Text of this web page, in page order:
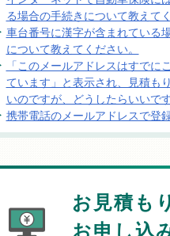
る場合の手続きについて教えて
車台番号に漢字が含まれている
について教えてください。
「このメールアドレスはすでに
ています」と表示され、見積も
いのですが、どうしたらいいで
携帯電話のメールアドレスで登
お見積もり
お申し込